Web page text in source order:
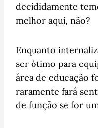
decididamente
melhor aqui, não?
Enquanto
ser ótimo para
área de educação
raramente fará
de função se for